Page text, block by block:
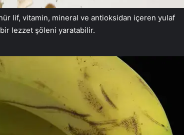
lif, vitamin, mineral ve antioksidan içeren yulaf
lezzet şöleni yaratabilir.